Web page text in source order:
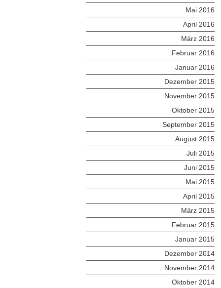
Mai 2016
April 2016
März 2016
Februar 2016
Januar 2016
Dezember 2015
November 2015
Oktober 2015
September 2015
August 2015
Juli 2015
Juni 2015
Mai 2015
April 2015
März 2015
Februar 2015
Januar 2015
Dezember 2014
November 2014
Oktober 2014